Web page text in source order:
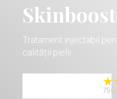
Tratament injectabil
calității pielii